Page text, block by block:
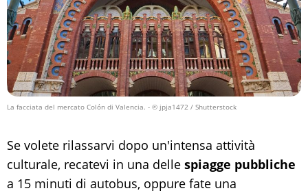
La facciata del mercato Colón di Valencia. - © jpja1472 / Shutterstock
Se volete rilassarvi dopo un'intensa attività
culturale, recatevi in una delle spiagge pubbliche
a 15 minuti di autobus, oppure fate una